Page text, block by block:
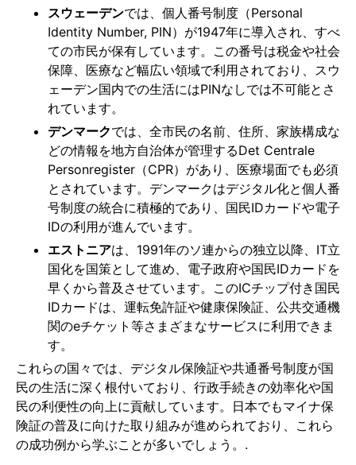
スウェーデンでは、個人番号制度（Personal
Identity Number, PIN）が1947年に導入され、すべ
ての市民が保有しています。この番号は税金や社会
保障、医療など幅広い領域で利用されており、スウ
ェーデン国内での生活にはPINなしでは不可能とさ
れています。
デンマークでは、全市民の名前、住所、家族構成な
どの情報を地方自治体が管理するDet Centrale
Personregister（CPR）があり、医療場面でも必須
とされています。デンマークはデジタル化と個人番
号制度の統合に積極的であり、国民IDカードや電子
IDの利用が進んでいます。
エストニアは、1991年のソ連からの独立以降、IT立
国化を国策として進め、電子政府や国民IDカードを
早くから普及させています。このICチップ付き国民
IDカードは、運転免許証や健康保険証、公共交通機
関のeチケット等さまざまなサービスに利用できま
す。
これらの国々では、デジタル保険証や共通番号制度が国
民の生活に深く根付いており、行政手続きの効率化や国
民の利便性の向上に貢献しています。日本でもマイナ保
険証の普及に向けた取り組みが進められており、これら
の成功例から学ぶことが多いでしょう。.